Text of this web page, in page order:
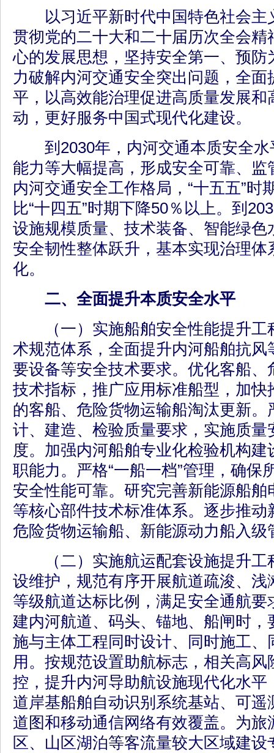
以习近平新时代中国特色社会主
贯彻党的二十大和二十届历次全会精
心的发展思想，坚持安全第一、预防
力破解内河交通安全突出问题，全
平，以高效能治理促进高质量发展和
动，更好服务中国式现代化建设。
到2030年，内河交通本质安全水
能力等大幅提高，形成安全可靠、监
内河交通安全工作格局，“十五五”时
比“十四五”时期下降50％以上。到
设施规模质量、技术装备、智能绿色
安全韧性整体跃升，基本实现治理体
化。
二、全面提升本质安全水平
（一）实施船舶安全性能提升工
术规范体系，全面提升内河船舶抗风
要设备等安全技术要求。优化客船、
技术指标，推广应用标准船型，加快
的客船、危险货物运输船淘汰更新
计、建造、检验质量要求，实施质量
度。加强内河船舶专业化检验机构
职能力。严格“一船一档”管理，确保
安全性能可靠。研究完善新能源船
等核心部件技术标准体系。逐步推
危险货物运输船、新能源动力船入级
（二）实施航运配套设施提升工
设维护，规范有序开展航道疏浚、浅
等级航道达标比例，满足安全通航
建内河航道、码头、锚地、船闸时
施与主体工程同时设计、同时施工、
用。按规范设置助航标志，相关高风
控，提升内河导助航设施现代化水平
道岸基船舶自动识别系统基站、可遥
道图和移动通信网络有效覆盖。为旅
区、山区湖泊等客流量较大区域建